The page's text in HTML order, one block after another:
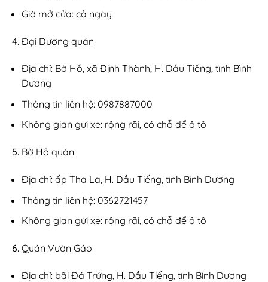
Giờ mở cửa: cả ngày
Đại Dương quán
Địa chỉ: Bờ Hồ, xã Định Thành, H. Dầu Tiếng, tỉnh Bình
Dương
Thông tin liên hệ: 0987887000
Không gian gửi xe: rộng rãi, có chỗ để ô tô
Bờ Hồ quán
Địa chỉ: ấp Tha La, H. Dầu Tiếng, tỉnh Bình Dương
Thông tin liên hệ: 0362721457
Không gian gửi xe: rộng rãi, có chỗ để ô tô
Quán Vườn Gáo
Địa chỉ: bãi Đá Trứng, H. Dầu Tiếng, tỉnh Bình Dương